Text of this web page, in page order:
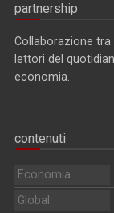
partnership
Collaborazione tra
lettori del
economia.
contenuti
Economia
Global